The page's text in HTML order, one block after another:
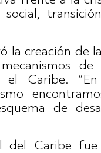
la creación de
Caribe.
de
del Caribe